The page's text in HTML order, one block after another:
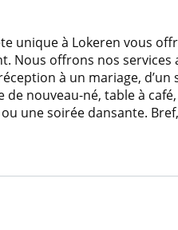
unique à Lokeren vous
Nous offrons nos
à un mariage,
de nouveau-né, table à
une soirée dansante.